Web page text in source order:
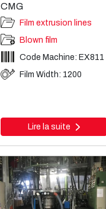
CMG
Film extrusion lines
Blown film
Code Machine: EX811
Film Width: 1200
Lire la suite